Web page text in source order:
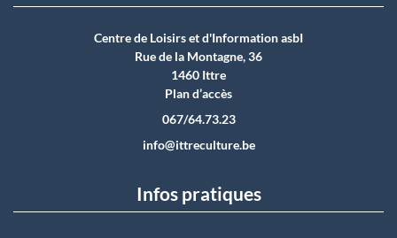
Centre de Loisirs et d'Information asbI
Rue de la Montagne, 36
1460 Ittre
Plan d’accès
067/64.73.23
info@ittreculture.be
Infos pratiques